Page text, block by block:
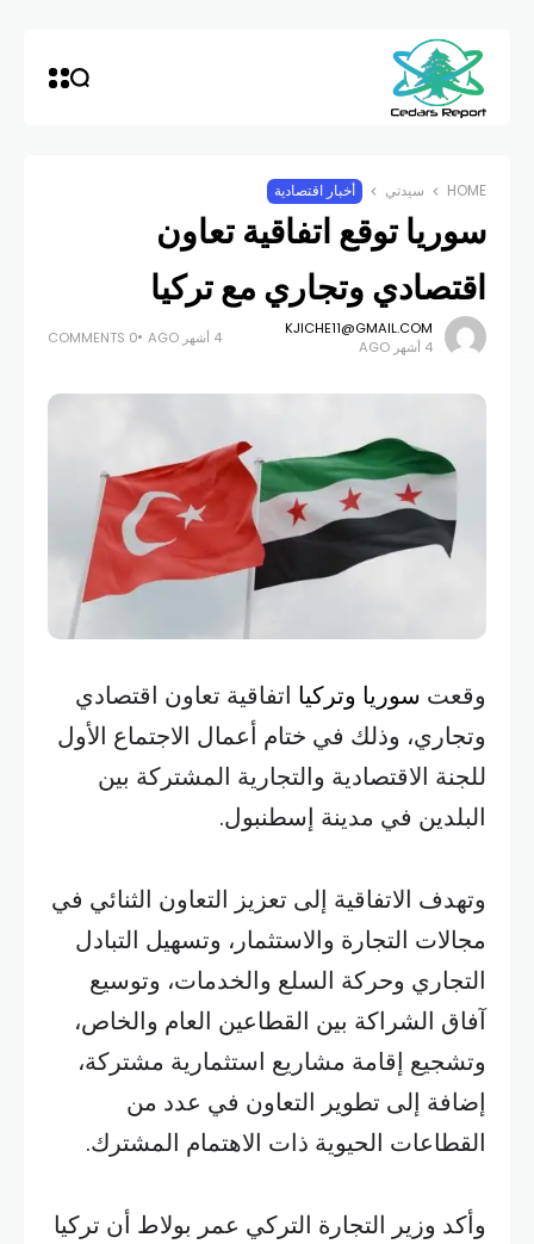
HOME سيدتي أخبار اقتصادية
سوريا توقع اتفاقية تعاون
اقتصادي وتجاري مع تركيا
KJICHE11@GMAIL.COM
4 أشهر AGO
4 أشهر AGO 0 COMMENTS
وقعت سوريا وتركيا اتفاقية تعاون اقتصادي
وتجاري، وذلك في ختام أعمال الاجتماع الأول
للجنة الاقتصادية والتجارية المشتركة بين
البلدين في مدينة إسطنبول.
وتهدف الاتفاقية إلى تعزيز التعاون الثنائي في
مجالات التجارة والاستثمار، وتسهيل التبادل
التجاري وحركة السلع والخدمات، وتوسيع
آفاق الشراكة بين القطاعين العام والخاص،
وتشجيع إقامة مشاريع استثمارية مشتركة،
إضافة إلى تطوير التعاون في عدد من
القطاعات الحيوية ذات الاهتمام المشترك.
وأكد وزير التجارة التركي عمر بولاط أن تركيا